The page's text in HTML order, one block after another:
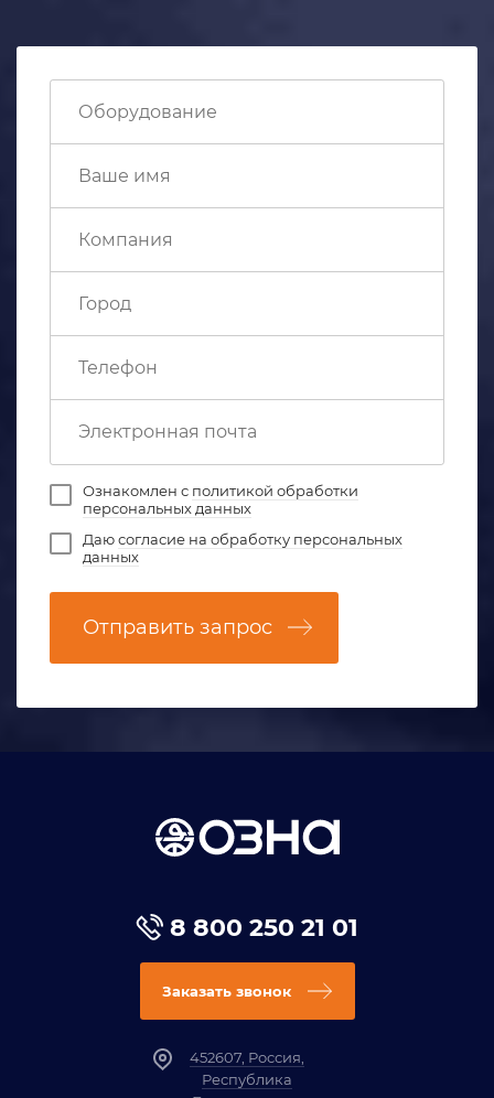
Ознакомлен с политикой обработки
персональных данных
Даюсогласие на обработку персональных
данных
Отправить запрос
8 800 250 21 01
Заказать звонок
452607, Россия,
Республика